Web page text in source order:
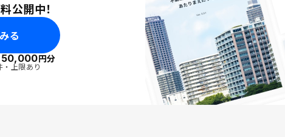
公開中！
る
50,000円分
上限あり